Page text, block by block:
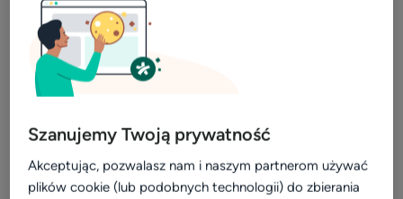
Video
Wizerunek
Dla placówki
Kalkulator
Widoczność w sieci
zastanawia się np., jaką strategię wyceniania konsultacji
online przyjąć, w jaki sposób mogą pobrać opłatę i
zachęcić pacjentów do ponoszenia kosztów zdalnych
wizyt. ZnanyLekarz odpowiada na te wątpliwości.
💡ZnanyLekarz nie pobiera dodatkowych opłat za
narzędzie umożliwiające prowadzenie konsultacji
online w formie wideo- lub telekonsultacji. Każdy
Szanujemy Twoją prywatność
Akceptując, pozwalasz nam i naszym partnerom używać
plików cookie (lub podobnych technologii) do zbierania